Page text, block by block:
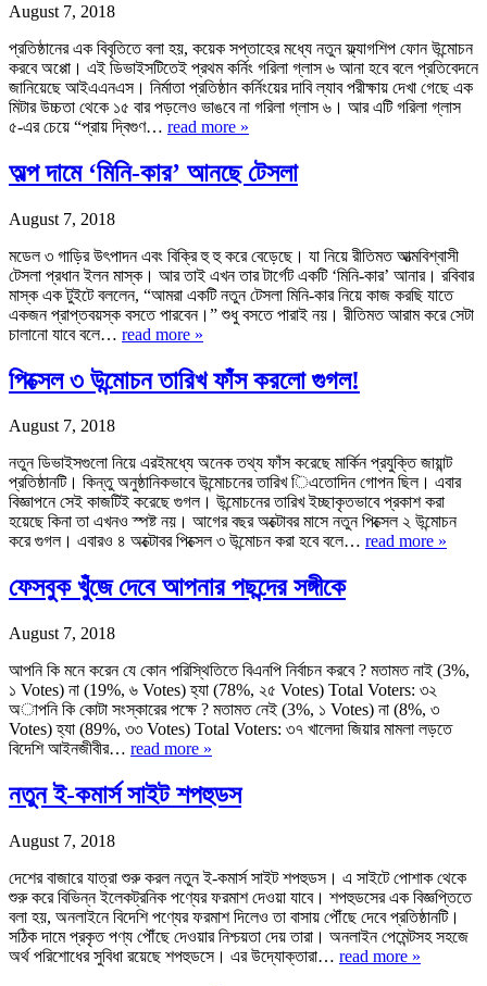
August 7, 2018
প্রতিষ্ঠানের এক বিবৃতিতে বলা হয়, কয়েক সপ্তাহের মধ্যে নতুন ফ্ল্যাগশিপ ফোন উন্মোচন
করবে অপ্পো। এই ডিভাইসটিতেই প্রথম কর্নিং গরিলা গ্লাস ৬ আনা হবে বলে প্রতিবেদনে
জানিয়েছে আইএএনএস। নির্মাতা প্রতিষ্ঠান কর্নিংয়ের দাবি ল্যাব পরীক্ষায় দেখা গেছে এক
মিটার উচ্চতা থেকে ১৫ বার পড়লেও ভাঙবে না গরিলা গ্লাস ৬। আর এটি গরিলা গ্লাস
৫-এর চেয়ে “প্রায় দ্বিগুণ… read more »
অল্প দামে ‘মিনি-কার’ আনছে টেসলা
August 7, 2018
মডেল ৩ গাড়ির উৎপাদন এবং বিক্রি হু হু করে বেড়েছে। যা নিয়ে রীতিমত আত্মবিশ্বাসী
টেসলা প্রধান ইলন মাস্ক। আর তাই এখন তার টার্গেট একটি ‘মিনি-কার’ আনার। রবিবার
মাস্ক এক টুইটে বললেন, “আমরা একটি নতুন টেসলা মিনি-কার নিয়ে কাজ করছি যাতে
একজন প্রাপ্তবয়স্ক বসতে পারবেন।” শুধু বসতে পারাই নয়। রীতিমত আরাম করে সেটা
চালানো যাবে বলে… read more »
পিক্সেল ৩ উন্মোচন তারিখ ফাঁস করলো গুগল!
August 7, 2018
নতুন ডিভাইসগুলো নিয়ে এরইমধ্যে অনেক তথ্য ফাঁস করেছে মার্কিন প্রযুক্তি জায়ান্ট
প্রতিষ্ঠানটি। কিন্তু অনুষ্ঠানিকভাবে উন্মোচনের তারিখ িএতোদিন গোপন ছিল। এবার
বিজ্ঞাপনে সেই কাজটিই করেছে গুগল। উন্মোচনের তারিখ ইচ্ছাকৃতভাবে প্রকাশ করা
হয়েছে কিনা তা এখনও স্পষ্ট নয়। আগের বছর অক্টোবর মাসে নতুন পিক্সেল ২ উন্মোচন
করে গুগল। এবারও ৪ অক্টোবর পিক্সেল ৩ উন্মোচন করা হবে বলে… read more »
ফেসবুক খুঁজে দেবে আপনার পছন্দের সঙ্গীকে
August 7, 2018
আপনি কি মনে করেন যে কোন পরিস্থিতিতে বিএনপি নির্বাচন করবে ? মতামত নাই (3%,
১ Votes) না (19%, ৬ Votes) হ্যা (78%, ২৫ Votes) Total Voters: ৩২
অাপনি কি কোটা সংস্কারের পক্ষে ? মতামত নেই (3%, ১ Votes) না (8%, ৩
Votes) হ্যা (89%, ৩৩ Votes) Total Voters: ৩৭ খালেদা জিয়ার মামলা লড়তে
বিদেশি আইনজীবীর… read more »
নতুন ই-কমার্স সাইট শপহুডস
August 7, 2018
দেশের বাজারে যাত্রা শুরু করল নতুন ই-কমার্স সাইট শপহুডস। এ সাইটে পোশাক থেকে
শুরু করে বিভিন্ন ইলেকট্রনিক পণ্যের ফরমাশ দেওয়া যাবে। শপহুডসের এক বিজ্ঞপ্তিতে
বলা হয়, অনলাইনে বিদেশি পণ্যের ফরমাশ দিলেও তা বাসায় পৌঁছে দেবে প্রতিষ্ঠানটি।
সঠিক দামে প্রকৃত পণ্য পৌঁছে দেওয়ার নিশ্চয়তা দেয় তারা। অনলাইন পেমেন্টসহ সহজে
অর্থ পরিশোধের সুবিধা রয়েছে শপহুডসে। এর উদ্যোক্তারা… read more »